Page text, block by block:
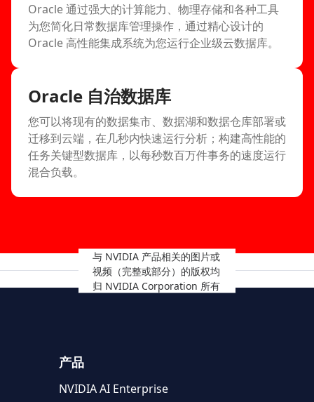
Oracle 通过强大的计算能力、物理存储和各种工具
为您简化日常数据库管理操作，通过精心设计的
Oracle 高性能集成系统为您运行企业级云数据库。
Oracle 自治数据库
您可以将现有的数据集市、数据湖和数据仓库部署或
迁移到云端，在几秒内快速运行分析；构建高性能的
任务关键型数据库，以每秒数百万件事务的速度运行
混合负载。
与 NVIDIA 产品相关的图片或
视频（完整或部分）的版权均
归 NVIDIA Corporation 所有
产品
NVIDIA AI Enterprise